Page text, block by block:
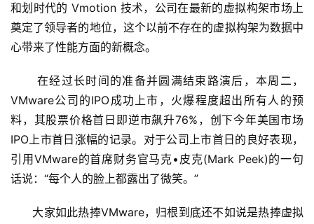
和划时代的 Vmotion 技术，公司在最新的虚拟构架市场上
奠定了领导者的地位，这个以前不存在的虚拟构架为数据中
心带来了性能方面的新概念。
在经过长时间的准备并圆满结束路演后，本周二，
VMware公司的IPO成功上市，火爆程度超出所有人的预
料，其股票价格首日即逆市飙升76%，创下今年美国市场
IPO上市首日涨幅的记录。对于公司上市首日的良好表现，
引用VMware的首席财务官马克•皮克(Mark Peek)的一句
话说：“每个人的脸上都露出了微笑。”
大家如此热捧VMware，归根到底还不如说是热捧虚拟